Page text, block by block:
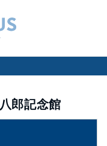
郎記念館